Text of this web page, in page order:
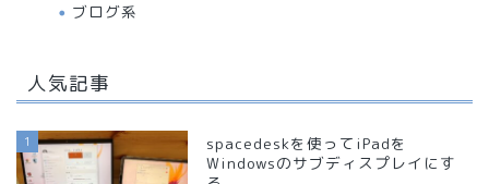
ブログ系
人気記事
1
spacedeskを使ってiPadを
Windowsのサブディスプレイにす